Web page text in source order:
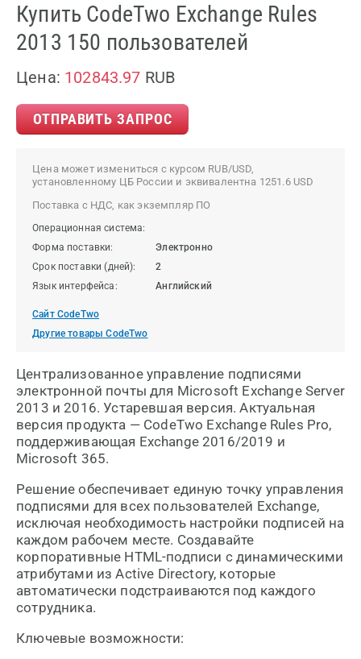
Купить CodeTwo Exchange Rules
2013 150 пользователей
Цена: 102843.97 RUB
ОТПРАВИТЬ ЗАПРОС
Цена может измениться с курсом RUB/USD,
установленному ЦБ России и эквивалентна 1251.6 USD
Поставка с НДС, как экземпляр ПО
Операционная система:
Форма поставки:
Электронно
Срок поставки (дней):
2
Язык интерфейса:
Английский
Сайт CodeTwo
Другие товары CodeTwo
Централизованное управление подписями
электронной почты для Microsoft Exchange Server
2013 и 2016. Устаревшая версия. Актуальная
версия продукта — CodeTwo Exchange Rules Pro,
поддерживающая Exchange 2016/2019 и
Microsoft 365.
Решение обеспечивает единую точку управления
подписями для всех пользователей Exchange,
исключая необходимость настройки подписей на
каждом рабочем месте. Создавайте
корпоративные HTML-подписи с динамическими
атрибутами из Active Directory, которые
автоматически подстраиваются под каждого
сотрудника.
Ключевые возможности: